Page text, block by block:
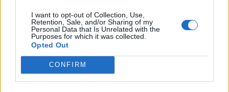
I want to opt-out of Collection, Use,
Retention, Sale, and/or Sharing of my
Personal Data that Is Unrelated with the
Purposes for which it was collected.
Opted Out
CONFIRM
POŠ Cirkovce, Dom krajanov Konovo in
Gasilski dom Škale
Vstopnina:Prost vstop